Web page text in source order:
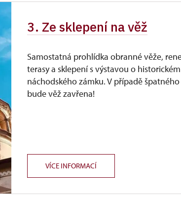
3. Ze sklepení na věž
Samostatná prohlídka obranné věže,
terasy a sklepení s výstavou o
náchodského zámku. V případě
bude věž zavřena!
VÍCE INFORMACÍ